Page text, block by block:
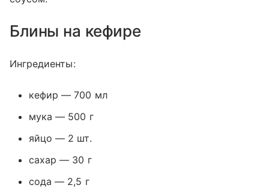
Блины на кефире
Ингредиенты:
кефир — 700 мл
мука — 500 г
яйцо — 2 шт.
сахар — 30 г
сода — 2,5 г